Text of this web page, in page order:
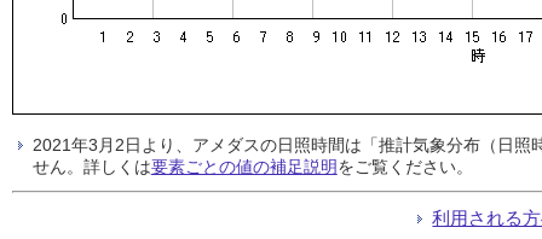
2021年3月2日より、アメダスの日照時間は「推計気象分布（日
せん。詳しくは要素ごとの値の補足説明をご覧ください。
利用される